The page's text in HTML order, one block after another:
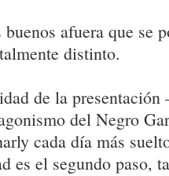
afuera que se
distinto.
de la presentación
del Negro
cada día más
es el segundo paso,